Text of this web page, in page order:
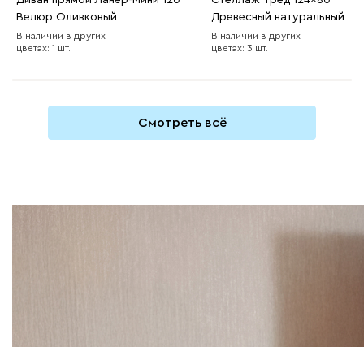
Велюр Оливковый
В наличии в других
цветах: 1 шт.
Древесный натуральный
В наличии в других
цветах: 3 шт.
Смотреть всё